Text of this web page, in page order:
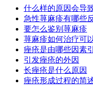
什么样的原因会导
急性荨麻疹有哪些
要怎么鉴别荨麻疹
荨麻疹如何治疗可
痤疮是由哪些因素
引发痤疮的外因
长痤疮是什么原因
痤疮形成过程的简